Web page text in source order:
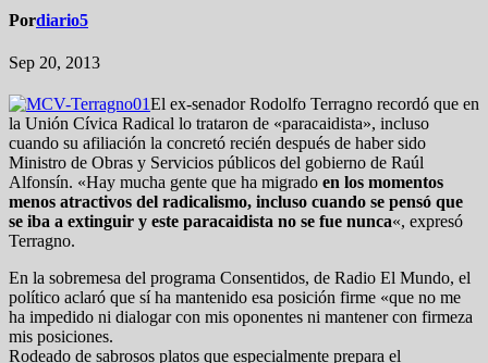
Pordiario5
Sep 20, 2013
El ex-senador Rodolfo Terragno recordó que en
la Unión Cívica Radical lo trataron de «paracaidista», incluso
cuando su afiliación la concretó recién después de haber sido
Ministro de Obras y Servicios públicos del gobierno de Raúl
Alfonsín. «Hay mucha gente que ha migrado en los momentos
menos atractivos del radicalismo, incluso cuando se pensó que
se iba a extinguir y este paracaidista no se fue nunca«, expresó
Terragno.
En la sobremesa del programa Consentidos, de Radio El Mundo, el
político aclaró que sí ha mantenido esa posición firme «que no me
ha impedido ni dialogar con mis oponentes ni mantener con firmeza
mis posiciones.
Rodeado de sabrosos platos que especialmente prepara el